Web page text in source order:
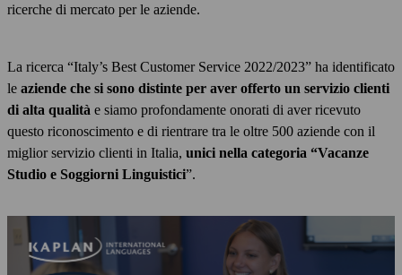
ricerche di mercato per le aziende.
La ricerca “Italy’s Best Customer Service 2022/2023” ha identificato
le aziende che si sono distinte per aver offerto un servizio clienti
di alta qualità e siamo profondamente onorati di aver ricevuto
questo riconoscimento e di rientrare tra le oltre 500 aziende con il
miglior servizio clienti in Italia, unici nella categoria “Vacanze
Studio e Soggiorni Linguistici”.